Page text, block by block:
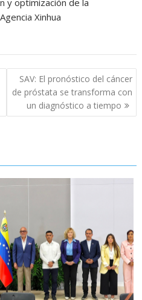
Xinhua
SAV: El pronóstico del cáncer
de próstata se transforma con
un diagnóstico a tiempo